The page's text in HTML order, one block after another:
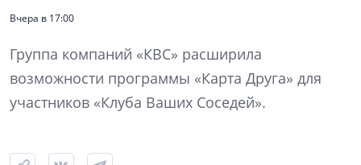
Вчера в 17:00
Группа компаний «КВС» расширила
возможности программы «Карта Друга» для
участников «Клуба Ваших Соседей».